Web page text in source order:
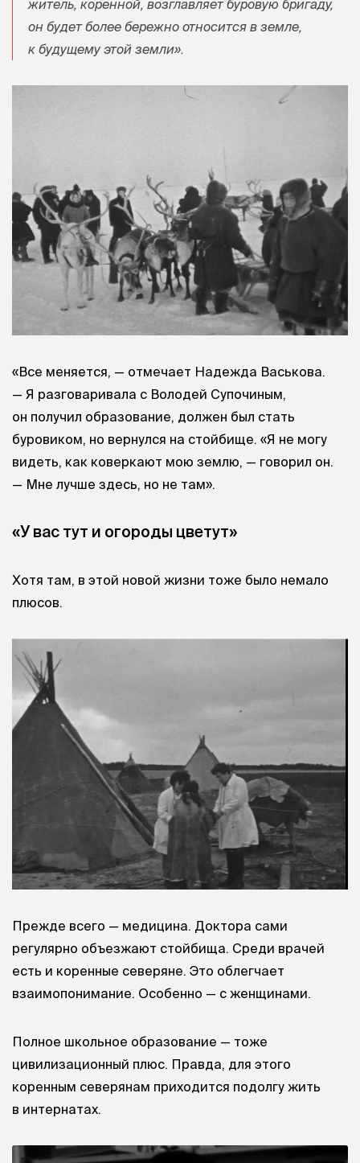
житель, коренной, возглавляет буровую бригаду,
он будет более бережно относится в земле,
к будущему этой земли».
«Все меняется, — отмечает Надежда Васькова.
— Я разговаривала с Володей Супочиным,
он получил образование, должен был стать
буровиком, но вернулся на стойбище. «Я не могу
видеть, как коверкают мою землю, — говорил он.
— Мне лучше здесь, но не там».
«У вас тут и огороды цветут»
Хотя там, в этой новой жизни тоже было немало
плюсов.
Прежде всего — медицина. Доктора сами
регулярно объезжают стойбища. Среди врачей
есть и коренные северяне. Это облегчает
взаимопонимание. Особенно — с женщинами.
Полное школьное образование — тоже
цивилизационный плюс. Правда, для этого
коренным северянам приходится подолгу жить
в интернатах.